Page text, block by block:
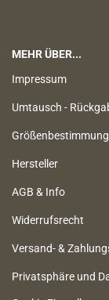
MEHR ÜBER...
Impressum
Umtausch -
Größenbestimmung
Hersteller
AGB & Info
Widerrufsrecht
Versand- &
Privatsphäre und